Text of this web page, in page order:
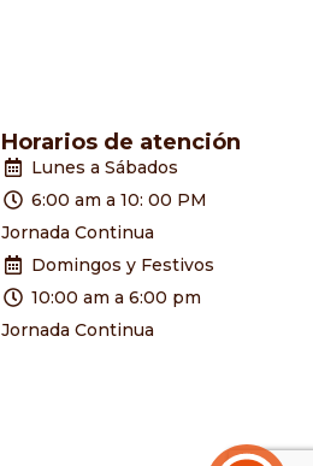
Horarios de atención
Lunes a Sábados
6:00 am a 10: 00 PM
Jornada Continua
Domingos y Festivos
10:00 am a 6:00 pm
Jornada Continua